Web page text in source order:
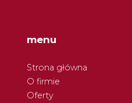
menu
Strona główna
O firmie
Oferty